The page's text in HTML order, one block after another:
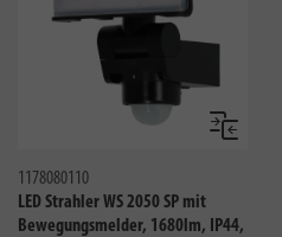
Vergleichen
1178080110
LED Strahler WS 2050 SP mit
Bewegungsmelder, 1680lm, IP44,